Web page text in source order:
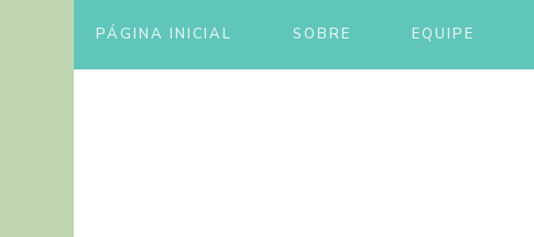
PÁGINA INICIAL SOBRE EQUIPE